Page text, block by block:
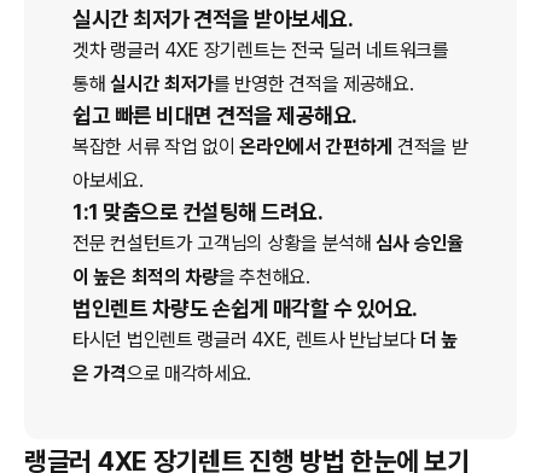
실시간 최저가 견적을 받아보세요.
겟차 랭글러 4XE 장기렌트는 전국 딜러 네트워크를
통해 실시간 최저가를 반영한 견적을 제공해요.
쉽고 빠른 비대면 견적을 제공해요.
복잡한 서류 작업 없이온라인에서 간편하게 견적을 받
아보세요.
1:1 맞춤으로 컨설팅해 드려요.
전문 컨설턴트가 고객님의 상황을 분석해 심사 승인율
이 높은 최적의 차량을 추천해요.
법인렌트 차량도 손쉽게 매각할 수 있어요.
타시던 법인렌트 랭글러 4XE , 렌트사 반납보다 더 높
은 가격으로 매각하세요.
랭글러 4XE 장기렌트 진행 방법 한눈에 보기